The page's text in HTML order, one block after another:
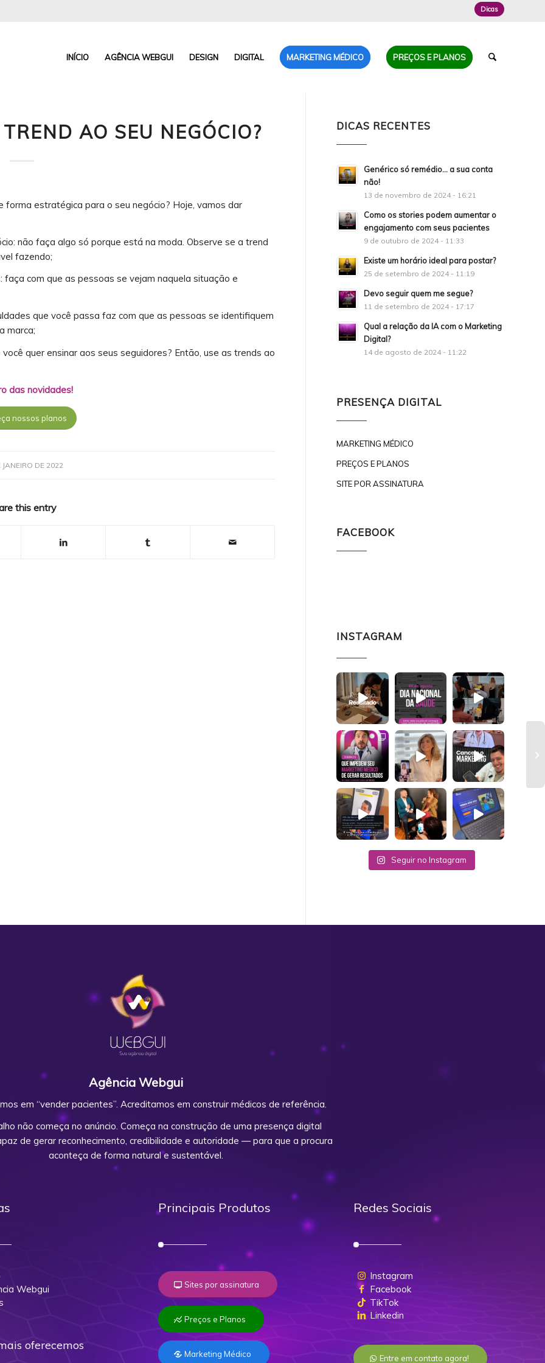
Dicas
INÍCIO AGÊNCIA WEBGUI DESIGN DIGITAL MARKETING MÉDICO PREÇOS E PLANOS
AO SEU NEGÓCIO?
estratégica para o seu negócio? Hoje, vamos dar
não faça algo só porque está na moda. Observe se a trend
fazendo;
com que as pessoas se vejam naquela situação e
que você passa faz com que as pessoas se identifiquem
marca;
quer ensinar aos seus seguidores? Então, use as trends ao
das novidades!
nossos planos
JANEIRO DE 2022
this entry
DICAS RECENTES
Genérico só remédio… a sua conta
não!
13 de novembro de 2024 - 16:21
Como os stories podem aumentar o
engajamento com seus pacientes
9 de outubro de 2024 - 11:33
Existe um horário ideal para postar?
25 de setembro de 2024 - 11:19
Devo seguir quem me segue?
11 de setembro de 2024 - 17:17
Qual a relação da IA com o Marketing
Digital?
14 de agosto de 2024 - 11:22
PRESENÇA DIGITAL
MARKETING MÉDICO
PREÇOS E PLANOS
SITE POR ASSINATURA
FACEBOOK
INSTAGRAM
Seguir no Instagram
Agência Webgui
em “vender pacientes”. Acreditamos em construir médicos de referência.
não começa no anúncio. Começa na construção de uma presença digital
de gerar reconhecimento, credibilidade e autoridade — para que a procura
aconteça de forma natural e sustentável.
Webgui
oferecemos
Principais Produtos
Sites por assinatura
Preços e Planos
Marketing Médico
Redes Sociais
Instagram
Facebook
TikTok
Linkedin
Entre em contato agora!